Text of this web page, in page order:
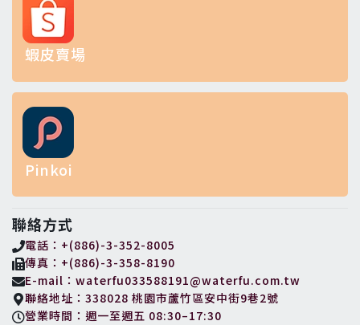
蝦皮賣場
Pinkoi
聯絡方式
電話：+(886)-3-352-8005
傳真：+(886)-3-358-8190
E-mail：waterfu033588191@waterfu.com.tw
聯絡地址：338028 桃園市蘆竹區安中街9巷2號
營業時間：週一至週五 08:30–17:30